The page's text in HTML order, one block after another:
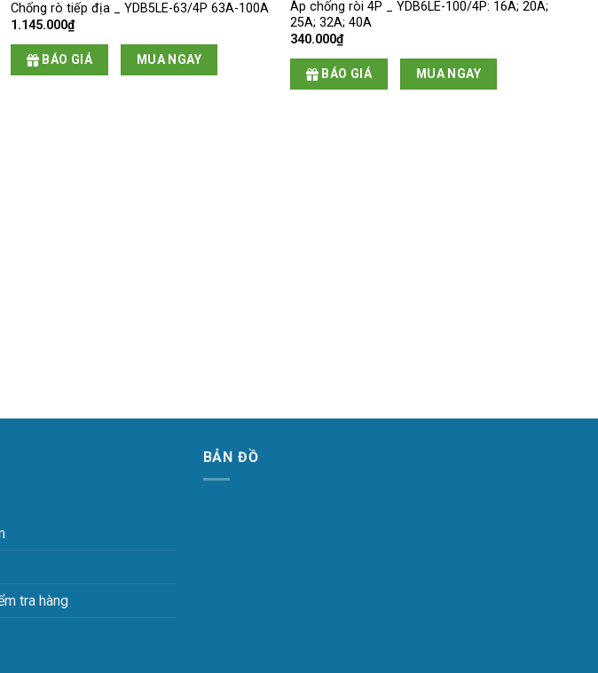
Chống rò tiếp địa _ YDB5LE-63/4P 63A-100A
1.145.000₫
BÁO GIÁ MUA NGAY
Áp chống ròi 4P _ YDB6LE-100/4P: 16A; 20A;
25A; 32A; 40A
340.000₫
BÁO GIÁ MUA NGAY
tra hàng
BẢN ĐỒ